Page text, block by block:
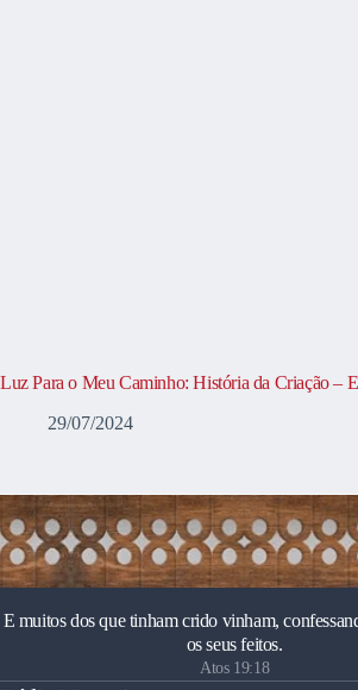
Luz Para o Meu Caminho: História da Criação –
29/07/2024
E muitos dos que tinham crido vinham,
os seus feitos.
Atos 19:18